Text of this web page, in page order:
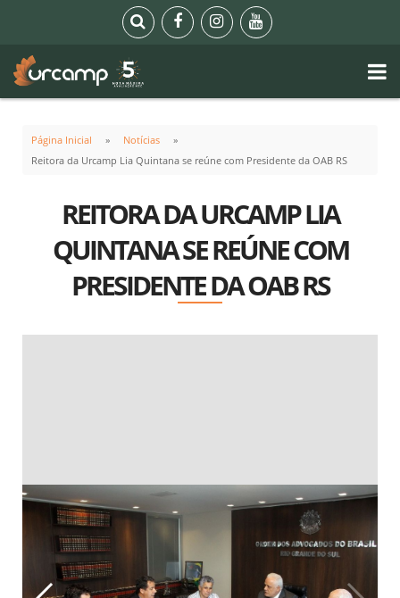
Página Inicial
Notícias
Reitora da Urcamp Lia Quintana se reúne com Presidente da OAB RS
REITORA DA URCAMP LIA
QUINTANA SE REÚNE COM
PRESIDENTE DA OAB RS